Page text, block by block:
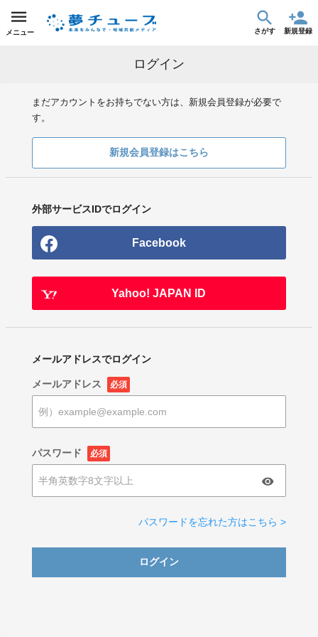
メニュー さがす 新規登録
ログイン
まだアカウントをお持ちでない方は、新規会員登録が必要で
す。
新規会員登録はこちら
外部サービスIDでログイン
Facebook
Yahoo! JAPAN ID
メールアドレスでログイン
メールアドレス 必須
パスワード 必須
パスワードを忘れた方はこちら >
ログイン